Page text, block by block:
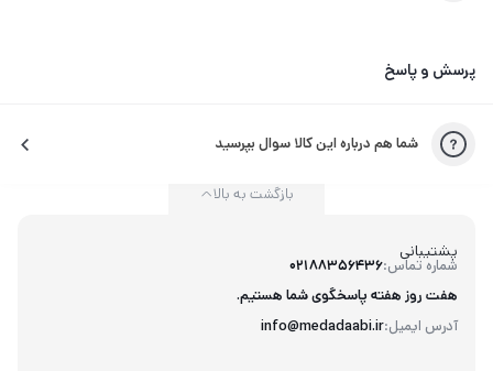
پرسش و پاسخ
شما هم درباره این کالا سوال بپرسید
پشتیبانی
شماره تماس:02188356436
آدرس ایمیل:info@medadaabi.ir
هفت روز هفته پاسخگوی شما هستیم.
بازگشت به بالا